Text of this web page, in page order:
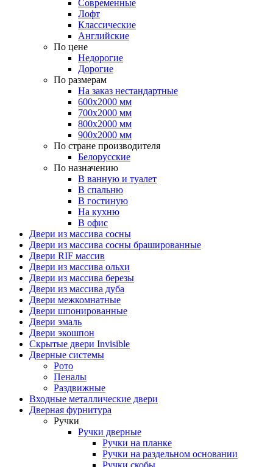
Современные
Лофт
Классические
Английские
По цене
Недорогие
Дорогие
По размерам
На заказ нестандартные
600х2000 мм
700х2000 мм
800х2000 мм
900х2000 мм
По стране производителя
Белорусские
По назначению
В ванную и туалет
В спальню
В гостиную
На кухню
В офис
Двери из массива сосны
Двери из массива сосны брашированные
Двери RIF массив
Двери из массива ольхи
Двери из массива березы
Двери из массива дуба
Двери межкомнатные
Двери шпонированные
Двери эмаль
Двери экошпон
Скрытые двери Invisible
Дверные системы
Рото
Пеналы
Раздвижные
Входные металлические двери
Дверная фурнитура
Ручки
Ручки дверные
Ручки на планке
Ручки на раздельном основании
Ручки скобы